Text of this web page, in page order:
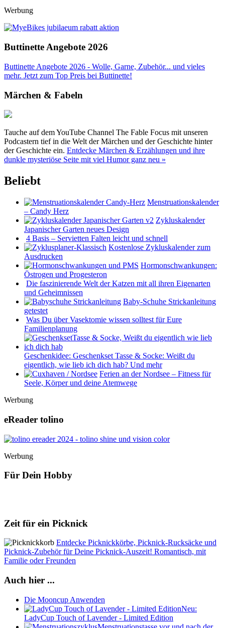
Werbung
Buttinette Angebote 2026
Buttinette Angebote 2026 - Wolle, Garne, Zubehör... und vieles
mehr. Jetzt zum Top Preis bei Buttinette!
Märchen & Fabeln
Tauche auf dem YouTube Channel The Fable Focus mit unseren
Podcastern tief in die Welt der Märchen und der Geschichte hinter
der Geschichte ein. Entdecke Märchen & Erzählungen und ihre
dunkle mysteriöse Seite mit viel Humor ganz neu »
Beliebt
Menstruationskalender
– Candy Herz
Zykluskalender
Japanischer Garten neues Design
4 Basis – Servietten Falten leicht und schnell
Kostenlose Zykluskalender zum
Ausdrucken
Hormonschwankungen:
Östrogen und Progesteron
Die faszinierende Welt der Katzen mit all ihren Eigenarten
und Geheimnissen
Baby-Schuhe Strickanleitung
getestet
Was Du über Vasektomie wissen solltest für Eure
Familienplanung
Geschenkidee: Geschenkset Tasse & Socke: Weißt du
eigentlich, wie lieb ich dich hab? Und mehr
Ferien an der Nordsee – Fitness für
Seele, Körper und deine Atemwege
Werbung
eReader tolino
Werbung
Für Dein Hobby
Zeit für ein Picknick
Entdecke Picknickkörbe, Picknick-Rucksäcke und
Picknick-Zubehör für Deine Picknick-Auszeit! Romantisch, mit
Familie oder Freunden
Auch hier ...
Die Mooncup Anwenden
Neu:
LadyCup Touch of Lavender - Limited Edition